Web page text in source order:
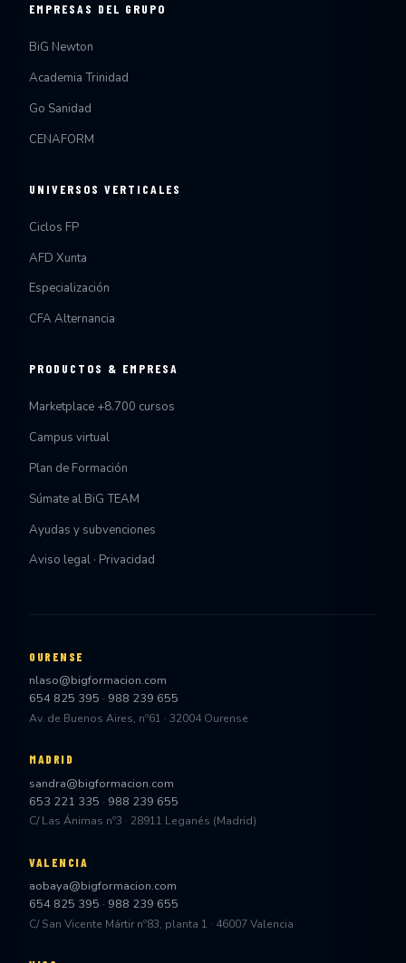
EMPRESAS DEL GRUPO
BiG Newton
Academia Trinidad
Go Sanidad
CENAFORM
UNIVERSOS VERTICALES
Ciclos FP
AFD Xunta
Especialización
CFA Alternancia
PRODUCTOS & EMPRESA
Marketplace +8.700 cursos
Campus virtual
Plan de Formación
Súmate al BiG TEAM
Ayudas y subvenciones
Aviso legal · Privacidad
OURENSE
nlaso@bigformacion.com
654 825 395 · 988 239 655
Av. de Buenos Aires, nº61 · 32004 Ourense
MADRID
sandra@bigformacion.com
653 221 335 · 988 239 655
C/ Las Ánimas nº3 · 28911 Leganés (Madrid)
VALENCIA
aobaya@bigformacion.com
654 825 395 · 988 239 655
C/ San Vicente Mártir nº83, planta 1 · 46007 Valencia